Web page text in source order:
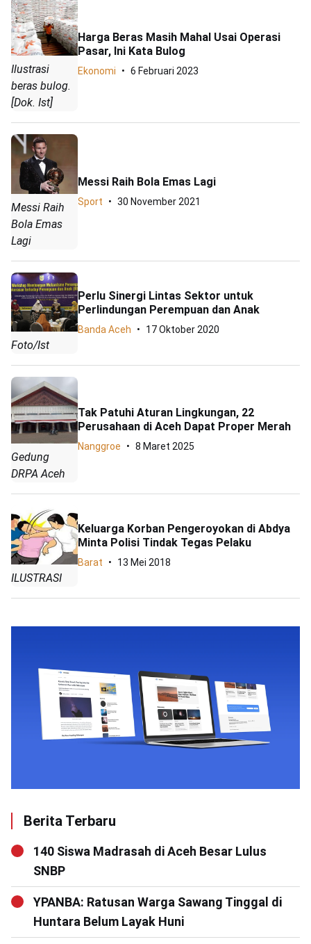
Ilustrasi
beras bulog.
[Dok. Ist]
Harga Beras Masih Mahal Usai Operasi
Pasar, Ini Kata Bulog
Ekonomi 6 Februari 2023
Messi Raih
Bola Emas
Lagi
Messi Raih Bola Emas Lagi
Sport 30 November 2021
Foto/Ist
Perlu Sinergi Lintas Sektor untuk
Perlindungan Perempuan dan Anak
Banda Aceh 17 Oktober 2020
Gedung
DRPA Aceh
Tak Patuhi Aturan Lingkungan, 22
Perusahaan di Aceh Dapat Proper Merah
Nanggroe 8 Maret 2025
ILUSTRASI
Keluarga Korban Pengeroyokan di Abdya
Minta Polisi Tindak Tegas Pelaku
Barat 13 Mei 2018
Berita Terbaru
140 Siswa Madrasah di Aceh Besar Lulus
SNBP
YPANBA: Ratusan Warga Sawang Tinggal di
Huntara Belum Layak Huni